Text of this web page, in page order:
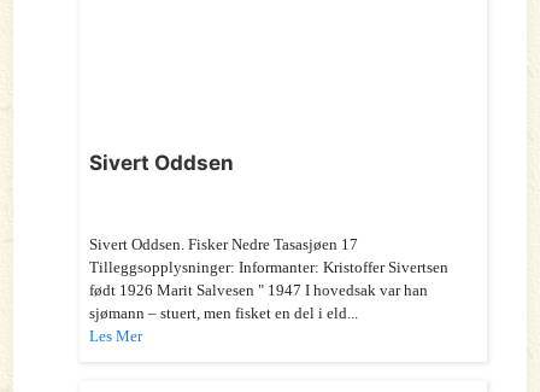
Sivert Oddsen
Sivert Oddsen. Fisker Nedre Tasasjøen 17
Tilleggsopplysninger: Informanter: Kristoffer Sivertsen
født 1926 Marit Salvesen " 1947 I hovedsak var han
sjømann – stuert, men fisket en del i eld...
Les Mer